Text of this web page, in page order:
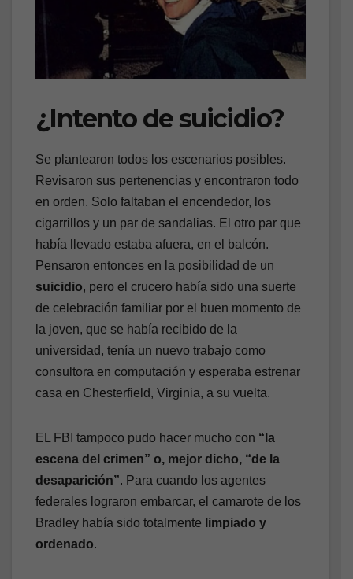
¿Intento de suicidio?
Se plantearon todos los escenarios posibles.
Revisaron sus pertenencias y encontraron todo
en orden. Solo faltaban el encendedor, los
cigarrillos y un par de sandalias. El otro par que
había llevado estaba afuera, en el balcón.
Pensaron entonces en la posibilidad de un
suicidio, pero el crucero había sido una suerte
de celebración familiar por el buen momento de
la joven, que se había recibido de la
universidad, tenía un nuevo trabajo como
consultora en computación y esperaba estrenar
casa en Chesterfield, Virginia, a su vuelta.
EL FBI tampoco pudo hacer mucho con “la
escena del crimen” o, mejor dicho, “de la
desaparición”. Para cuando los agentes
federales lograron embarcar, el camarote de los
Bradley había sido totalmente limpiado y
ordenado.